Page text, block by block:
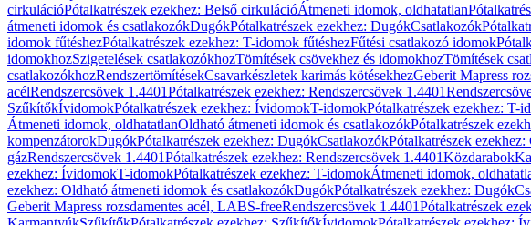
cirkulációPótalkatrészek ezekhez: Belső cirkulációÁtmeneti idomok, oldhatatlan
átmeneti idomok és csatlakozókDugókPótalkatrészek ezekhez: DugókCsatlakozók
idomok fűtéshezPótalkatrészek ezekhez: T-idomok fűtéshezFűtési csatlakozó idomok
idomokhozSzigetelések csatlakozókhozTömítések csövekhez és idomokhozTömítések
csatlakozókhozRendszertömítésekCsavarkészletek karimás kötésekhezGeberit Mapress
acélRendszercsövek 1.4401Pótalkatrészek ezekhez: Rendszercsövek 1.4401
SzűkítőkÍvidomokPótalkatrészek ezekhez: ÍvidomokT-idomokPótalkatrészek ezekhez: T-
Átmeneti idomok, oldhatatlanOldható átmeneti idomok és csatlakozókPótalkatrészek
kompenzátorokDugókPótalkatrészek ezekhez: DugókCsatlakozókPótalkatrészek
gázRendszercsövek 1.4401Pótalkatrészek ezekhez: Rendszercsövek 1.4401Közdarabok
ezekhez: ÍvidomokT-idomokPótalkatrészek ezekhez: T-idomokÁtmeneti idomok,
ezekhez: Oldható átmeneti idomok és csatlakozókDugókPótalkatrészek ezekhez: Dugók
Geberit Mapress rozsdamentes acél, LABS-freeRendszercsövek 1.4401Pótalkatrészek